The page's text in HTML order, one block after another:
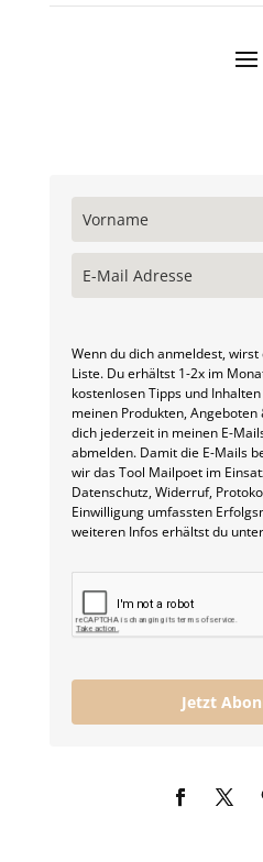
Wenn du dich anmeldest,
Liste. Du erhältst 1-2x im
kostenlosen Tipps und
meinen Produkten,
dich jederzeit in meinen E-
abmelden. Damit die E-Mails
wir das Tool Mailpoet im
Datenschutz, Widerruf,
Einwilligung umfassten
weiteren Infos erhältst du unter
Jetzt